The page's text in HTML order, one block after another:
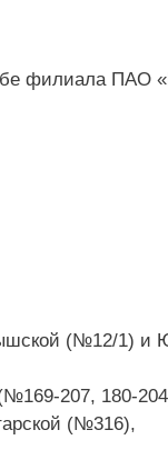
филиала ПАО
(№12/1) и
207, 180-
(№316),